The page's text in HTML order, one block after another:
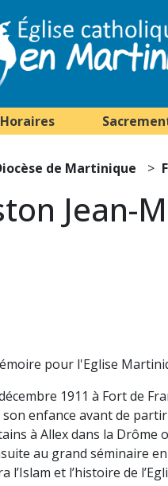
Horaires
de Martinique
Jean-
pour l'Eglise
1911 à Fort de
enfance avant de
à Allex dans la Drôme
au grand séminaire
l’Islam et l’histoire de